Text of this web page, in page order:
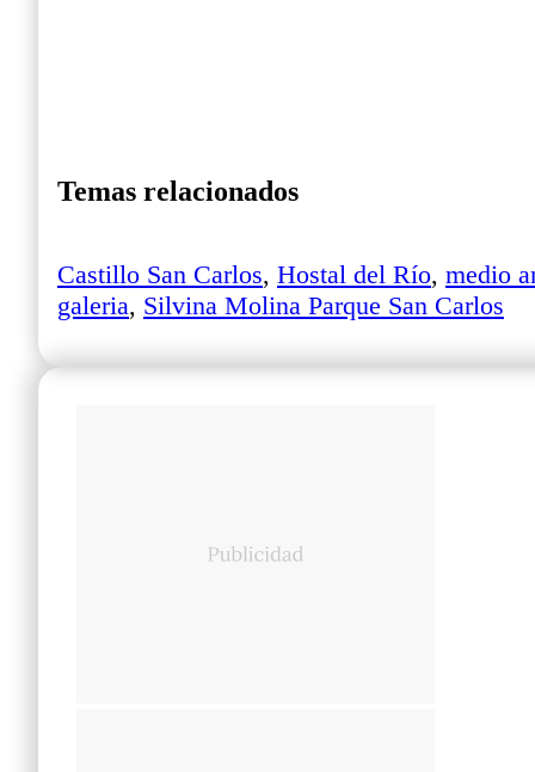
Temas relacionados
Castillo San Carlos, Hostal del Río, medio
galeria, Silvina Molina Parque San Carlos